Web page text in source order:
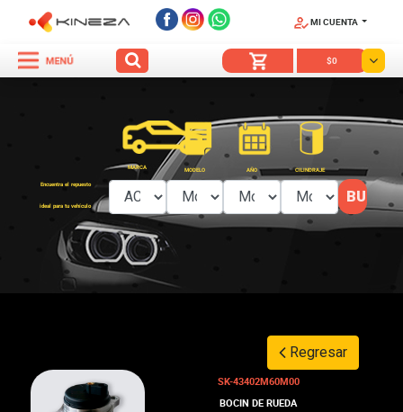
MI CUENTA
$0
Encuentra el repuesto
ideal para tu vehículo
MARCA MODELO AÑO CILINDRAJE
Regresar
SK-43402M60M00
BOCIN DE RUEDA